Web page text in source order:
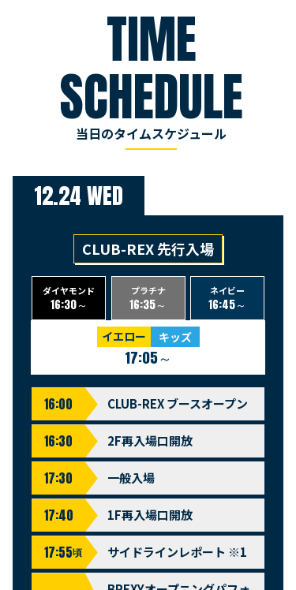
TIME
SCHEDULE
当日のタイムスケジュール
12.24 WED
CLUB-REX 先行入場
ダイヤモンド
16:30～
プラチナ
16:35～
ネイビー
16:45～
イエロー キッズ
17:05～
16:00 CLUB-REX ブースオープン
16:30 2F再入場口開放
17:30 一般入場
17:40 1F再入場口開放
17:55頃 サイドラインレポート ※1